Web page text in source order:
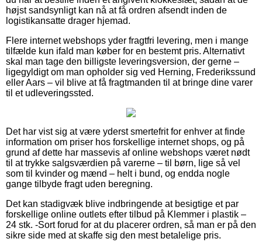
højst sandsynligt kan nå at få ordren afsendt inden de
logistikansatte drager hjemad.
Flere internet webshops yder fragtfri levering, men i mange
tilfælde kun ifald man køber for en bestemt pris. Alternativt
skal man tage den billigste leveringsversion, der gerne –
ligegyldigt om man opholder sig ved Herning, Frederikssund
eller Aars – vil blive at få fragtmanden til at bringe dine varer
til et udleveringssted.
Det har vist sig at være yderst smertefrit for enhver at finde
information om priser hos forskellige internet shops, og på
grund af dette har massevis af online webshops været nødt
til at trykke salgsværdien på varerne – til børn, lige så vel
som til kvinder og mænd – helt i bund, og endda nogle
gange tilbyde fragt uden beregning.
Det kan stadigvæk blive indbringende at besigtige et par
forskellige online outlets efter tilbud på Klemmer i plastik –
24 stk. -Sort forud for at du placerer ordren, så man er på den
sikre side med at skaffe sig den mest betalelige pris.